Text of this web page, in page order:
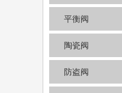
平衡阀
陶瓷阀
防盗阀